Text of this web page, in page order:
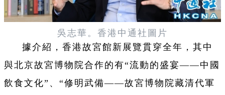
吳志華。香港中通社圖片
據介紹，香港故宮館新展覽貫穿全年，其中
與北京故宮博物院合作的有“流動的盛宴——中國
飲食文化”、“修明武備——故宮博物院藏清代軍